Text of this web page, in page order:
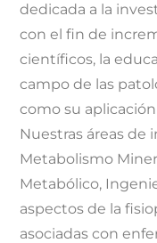
dedicada a la
con el fin de
científicos, la
campo de las
como su
Nuestras áreas de
Metabolismo
Metabólico,
aspectos de la
asociadas con